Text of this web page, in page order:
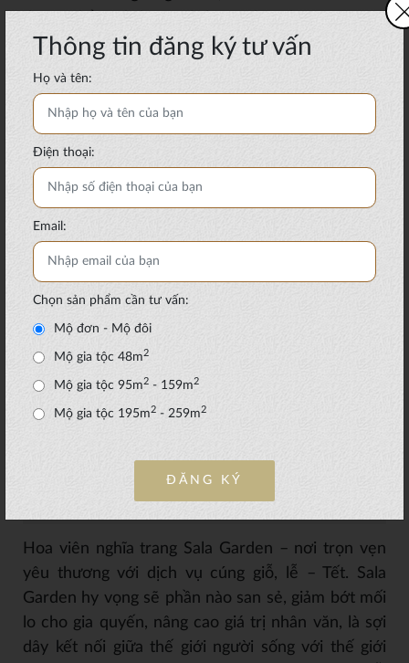
thêm nhiều dịch vụ đi kèm như chăm sóc mộ
phần, lễ cúng cầu an, cầu siêu, dịch vụ xe điện,
Nhà hàng Lotus và nhà hàng Zen phục vụ nhu cầu
ngơi, ăn uống khi thăm viếng tại Sala Garden
Hoa viên nghĩa trang Sala Garden – nơi trọn vẹn
yêu thương với dịch vụ cúng giỗ, lễ – Tết. Sala
Garden hy vọng sẽ phần nào san sẻ, giảm bớt mối
lo cho gia quyến, nâng cao giá trị nhân văn, là sợi
dây kết nối giữa thế giới người sống với thế giới
Thông tin đăng ký tư vấn
Họ và tên:
Điện thoại:
Email:
Chọn sản phẩm cần tư vấn:
Mộ đơn - Mộ đôi
Mộ gia tộc 48m2
Mộ gia tộc 95m 2 - 159m 2
Mộ gia tộc 195m 2 - 259m 2
ĐĂNG KÝ